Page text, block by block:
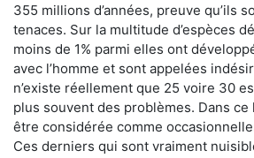
355 millions d’années, preuve qu’ils
tenaces. Sur la multitude d’espèces
moins de 1% parmi elles ont
avec l’homme et sont appelées
n’existe réellement que 25 voire 30
plus souvent des problèmes. Dans
être considérée comme
Ces derniers qui sont vraiment